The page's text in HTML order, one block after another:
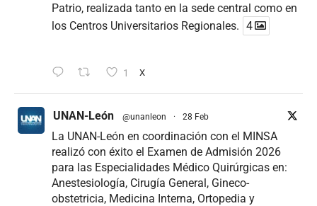
Patrio, realizada tanto en la sede central como en
los Centros Universitarios Regionales. 4
1 X
UNAN-León @unanleon · 28 Feb
La UNAN-León en coordinación con el MINSA
realizó con éxito el Examen de Admisión 2026
para las Especialidades Médico Quirúrgicas en:
Anestesiología, Cirugía General, Gineco-
obstetricia, Medicina Interna, Ortopedia y